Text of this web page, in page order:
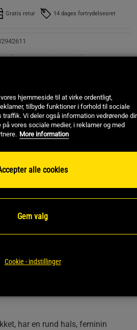
Gratis retur 14 dages fortrydelsesret
træningstrøje lavet i et
design for Birthday!
træningstrøje lavet i
Edition design for Birthday!
har en rund hals, feminin
hjemmeside til at virke ordentligt,
tilbyde funktioner i forhold til sociale
traffik. Vi deler også information vedrørende
vores sociale medier, i reklamer og med
More information
alle cookies
Gem valg
Cookie - indstillinger